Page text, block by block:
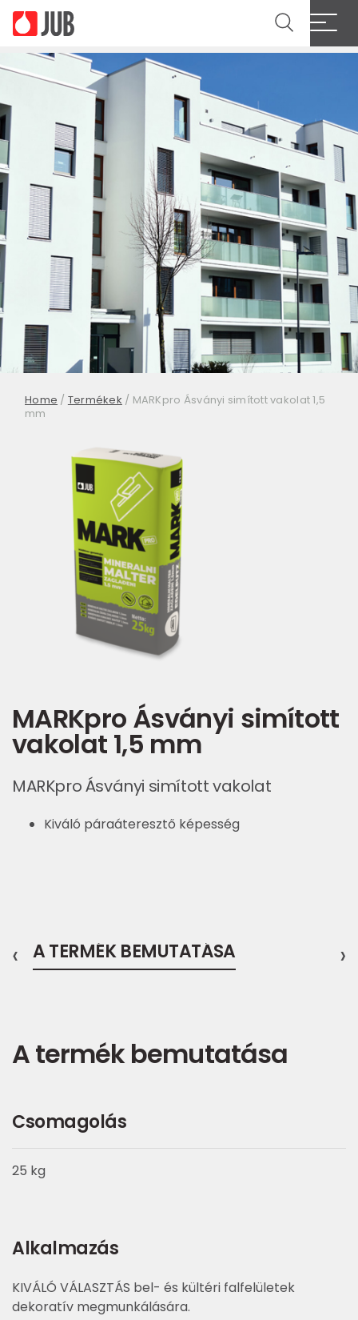
Home / Termékek / MARKpro Ásványi simított vakolat 1,5
mm
MARKpro Ásványi simított
vakolat 1,5 mm
MARKpro Ásványi simított vakolat
Kiváló páraáteresztő képesség
A TERMÉK BEMUTATÁSA
‹ ›
A termék bemutatása
Csomagolás
25 kg
Alkalmazás
KIVÁLÓ VÁLASZTÁS bel- és kültéri falfelületek
dekoratív megmunkálására.